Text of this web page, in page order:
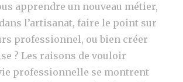
apprendre un nouveau métier,
l’artisanat, faire le point sur
professionnel, ou bien créer
? Les raisons de vouloir
professionnelle se montrent